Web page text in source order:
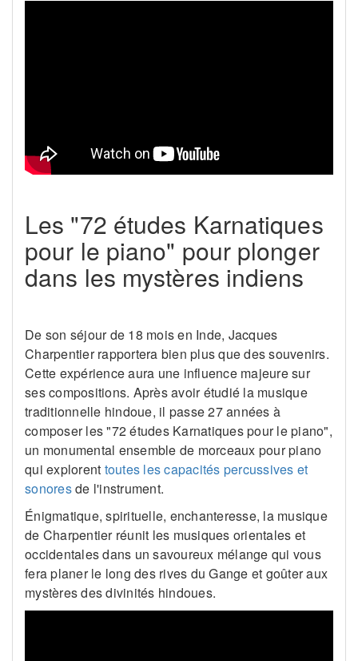
Les "72 études Karnatiques
pour le piano" pour plonger
dans les mystères indiens
De son séjour de 18 mois en Inde, Jacques
Charpentier rapportera bien plus que des souvenirs.
Cette expérience aura une influence majeure sur
ses compositions. Après avoir étudié la musique
traditionnelle hindoue, il passe 27 années à
composer les "72 études Karnatiques pour le piano",
un monumental ensemble de morceaux pour piano
qui explorent toutes les capacités percussives et
sonoresde l'instrument.
Énigmatique, spirituelle, enchanteresse, la musique
de Charpentier réunit les musiques orientales et
occidentales dans un savoureux mélange qui vous
fera planer le long des rives du Gange et goûter aux
mystères des divinités hindoues.